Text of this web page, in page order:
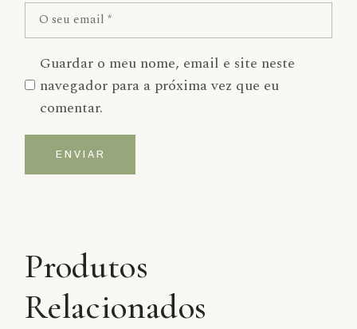
Guardar o meu nome, email e site neste
navegador para a próxima vez que eu
comentar.
ENVIAR
Produtos
Relacionados